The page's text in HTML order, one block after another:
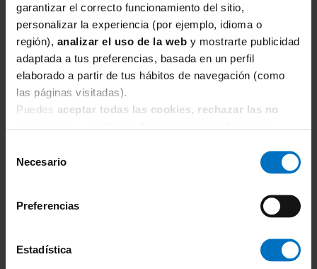
garantizar el correcto funcionamiento del sitio,
personalizar la experiencia (por ejemplo, idioma o
región), analizar el uso de la web y mostrarte publicidad
adaptada a tus preferencias, basada en un perfil
elaborado a partir de tus hábitos de navegación (como
las páginas visitadas).
Puedes aceptar todas las cookies, rechazar las no
Necesario
Preferencias
Estadística
SIMONE PERELE
Sujetador sin aros Simone Perele Festive Bralette
1E1250 Rose Ballet